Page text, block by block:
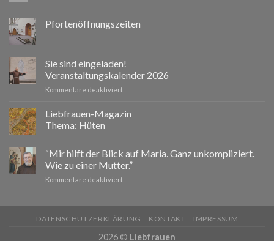
Pfortenöffnungszeiten
Sie sind eingeladen!
Veranstaltungskalender 2026
Kommentare deaktiviertfür
sind
eingeladen!
Liebfrauen-Magazin
Thema: Hüten
“Mir hilft der Blick auf Maria. Ganz unkompliziert.
Wie zu einer Mutter.”
Kommentare deaktiviertfür
Blick
DATENSCHUTZERKLÄRUNG KONTAKT IMPRESSUM
2026 © Liebfrauen